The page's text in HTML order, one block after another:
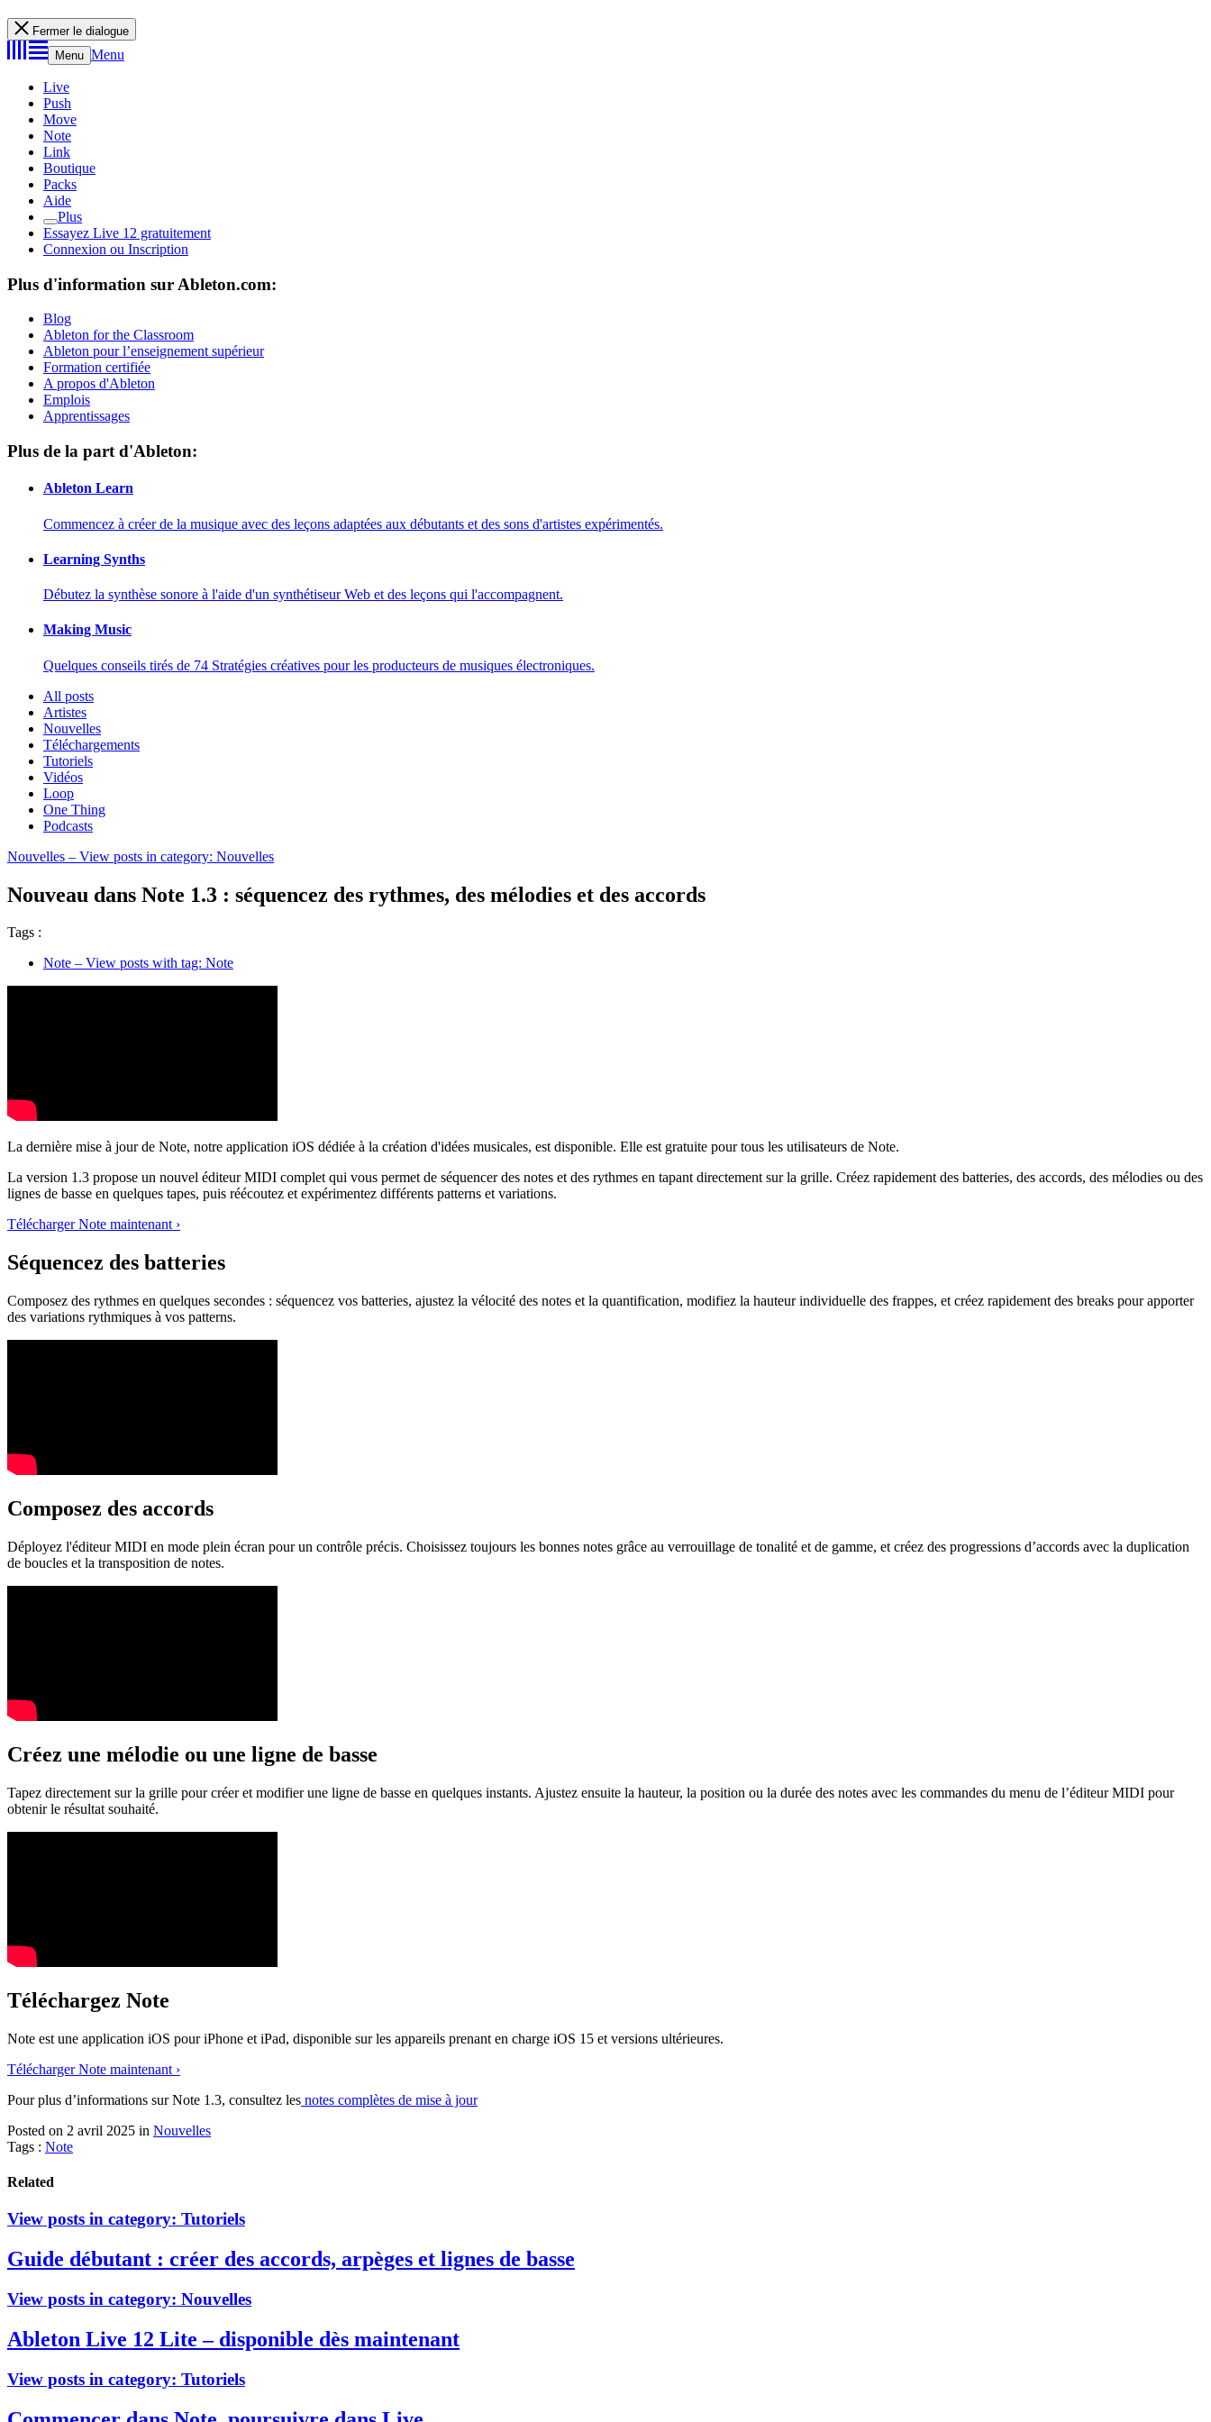
Fermer le dialogue
Menu Menu
Live
Push
Move
Note
Link
Boutique
Packs
Aide
Plus
Essayez Live 12 gratuitement
Connexion ou Inscription
Plus d'information sur Ableton.com:
Blog
Ableton for the Classroom
Ableton pour l’enseignement supérieur
Formation certifiée
A propos d'Ableton
Emplois
Apprentissages
Plus de la part d'Ableton:
Ableton Learn
Commencez à créer de la musique avec des leçons adaptées aux débutants et des sons d'artistes expérimentés.
Learning Synths
Débutez la synthèse sonore à l'aide d'un synthétiseur Web et des leçons qui l'accompagnent.
Making Music
Quelques conseils tirés de 74 Stratégies créatives pour les producteurs de musiques électroniques.
All posts
Artistes
Nouvelles
Téléchargements
Tutoriels
Vidéos
Loop
One Thing
Podcasts
Nouvelles – View posts in category: Nouvelles
Nouveau dans Note 1.3 : séquencez des rythmes, des mélodies et des accords
Tags :
Note – View posts with tag: Note
La dernière mise à jour de Note, notre application iOS dédiée à la création d'idées musicales, est disponible. Elle est gratuite pour tous les utilisateurs de Note.
La version 1.3 propose un nouvel éditeur MIDI complet qui vous permet de séquencer des notes et des rythmes en tapant directement sur la grille. Créez rapidement des batteries, des accords, des mélodies ou des
lignes de basse en quelques tapes, puis réécoutez et expérimentez différents patterns et variations.
Télécharger Note maintenant ›
Séquencez des batteries
Composez des rythmes en quelques secondes : séquencez vos batteries, ajustez la vélocité des notes et la quantification, modifiez la hauteur individuelle des frappes, et créez rapidement des breaks pour apporter
des variations rythmiques à vos patterns.
Composez des accords
Déployez l'éditeur MIDI en mode plein écran pour un contrôle précis. Choisissez toujours les bonnes notes grâce au verrouillage de tonalité et de gamme, et créez des progressions d’accords avec la duplication
de boucles et la transposition de notes.
Créez une mélodie ou une ligne de basse
Tapez directement sur la grille pour créer et modifier une ligne de basse en quelques instants. Ajustez ensuite la hauteur, la position ou la durée des notes avec les commandes du menu de l’éditeur MIDI pour
obtenir le résultat souhaité.
Téléchargez Note
Note est une application iOS pour iPhone et iPad, disponible sur les appareils prenant en charge iOS 15 et versions ultérieures.
Télécharger Note maintenant ›
Pour plus d’informations sur Note 1.3, consultez les notes complètes de mise à jour
Posted on 2 avril 2025 in Nouvelles
Tags : Note
Related
View posts in category: Tutoriels
Guide débutant : créer des accords, arpèges et lignes de basse
View posts in category: Nouvelles
Ableton Live 12 Lite – disponible dès maintenant
View posts in category: Tutoriels